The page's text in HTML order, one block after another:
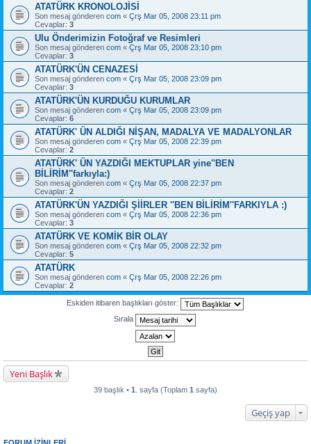
ATATÜRK KRONOLOJİSİ
Son mesaj gönderen com « Çrş Mar 05, 2008 23:11 pm
Cevaplar: 3
Ulu Önderimizin Fotoğraf ve Resimleri
Son mesaj gönderen com « Çrş Mar 05, 2008 23:10 pm
Cevaplar: 3
ATATÜRK'ÜN CENAZESİ
Son mesaj gönderen com « Çrş Mar 05, 2008 23:09 pm
Cevaplar: 3
ATATÜRK'ÜN KURDUĞU KURUMLAR
Son mesaj gönderen com « Çrş Mar 05, 2008 23:09 pm
Cevaplar: 6
ATATÜRK' ÜN ALDIĞI NİŞAN, MADALYA VE MADALYONLAR
Son mesaj gönderen com « Çrş Mar 05, 2008 22:39 pm
Cevaplar: 2
ATATÜRK' ÜN YAZDIĞI MEKTUPLAR yine''BEN
BİLİRİM''farkıyla:)
Son mesaj gönderen com « Çrş Mar 05, 2008 22:37 pm
Cevaplar: 2
ATATÜRK'ÜN YAZDIĞI ŞİİRLER ''BEN BİLİRİM''FARKIYLA :)
Son mesaj gönderen com « Çrş Mar 05, 2008 22:36 pm
Cevaplar: 3
ATATÜRK VE KOMİK BİR OLAY
Son mesaj gönderen com « Çrş Mar 05, 2008 22:32 pm
Cevaplar: 5
ATATÜRK
Son mesaj gönderen com « Çrş Mar 05, 2008 22:26 pm
Cevaplar: 2
Eskiden itibaren başlıkları göster:
Sırala
Yeni Başlık
39 başlık • 1 . sayfa (Toplam 1 sayfa)
Geçiş yap
FORUM IZINLERI